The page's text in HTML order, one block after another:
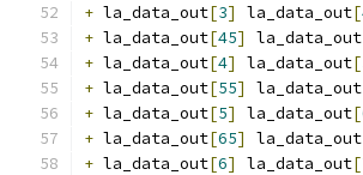
+ la_data_out[3] la_data_out[
+ la_data_out[45] la_data_out
+ la_data_out[4] la_data_out[
+ la_data_out[55] la_data_out
+ la_data_out[5] la_data_out[
+ la_data_out[65] la_data_out
+ la_data_out[6] la_data_out[